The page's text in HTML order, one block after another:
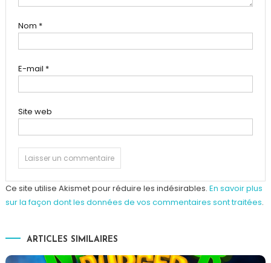
Nom *
E-mail *
Site web
Ce site utilise Akismet pour réduire les indésirables. En savoir plus
sur la façon dont les données de vos commentaires sont traitées.
ARTICLES SIMILAIRES